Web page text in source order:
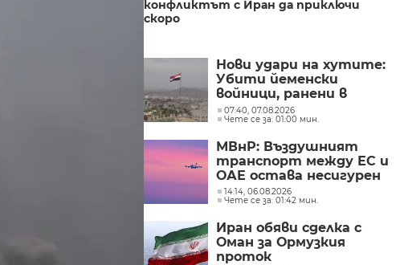
конфликтът с Иран да приключи
скоро
Нови удари на хутите:
Убити йеменски
войници, ранени в
Саудитска Арабия
07:40, 07.08.2026
Чете се за: 01:00 мин.
МВнР: Въздушният
транспорт между ЕС и
ОАЕ остава несигурен
14:14, 06.08.2026
Чете се за: 01:42 мин.
Иран обяви сделка с
Оман за Ормузкия
проток